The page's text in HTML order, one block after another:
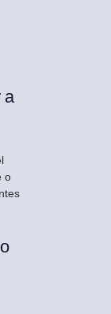
o